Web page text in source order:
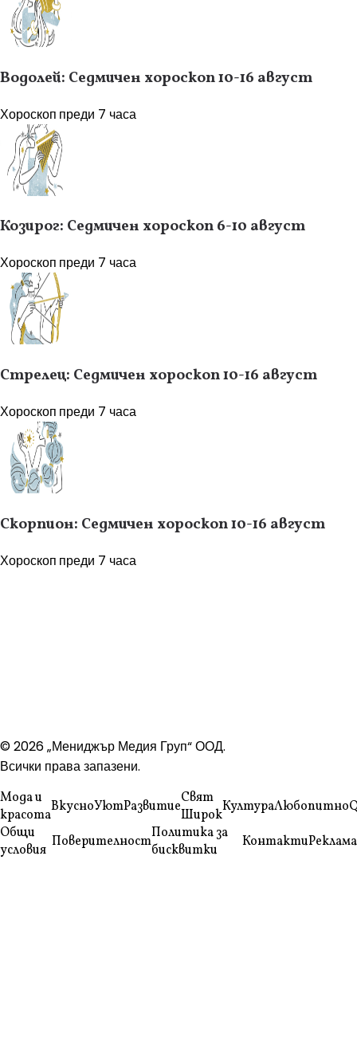
Водолей: Седмичен хороскоп 10-16 август
Хороскоп преди 7 часа
Козирог: Седмичен хороскоп 6-10 август
Хороскоп преди 7 часа
Стрелец: Седмичен хороскоп 10-16 август
Хороскоп преди 7 часа
Скорпион: Седмичен хороскоп 10-16 август
Хороскоп преди 7 часа
© 2026 „Мениджър Медия Груп“ ООД.
Всички права запазени.
Мода и
красотаВкусноУютРазвитиеСвят
ШирокКултураЛюбопитно
Общи
условия ПоверителностПолитика за
бисквитки
КонтактиРеклама